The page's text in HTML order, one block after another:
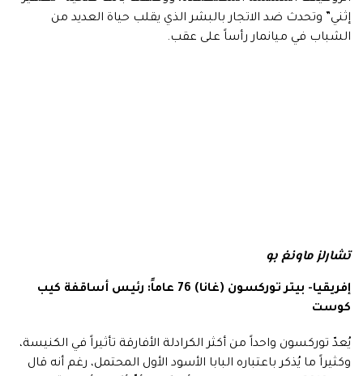
إثني” وتحدث ضد الاتجار بالبشر الذي يقلب حياة العديد من
الشباب في ميانمار رأساً على عقب.
تشارلز ماونغ بو
إفريقيا- بيتر توركسون (غانا) 76 عاماً: رئيس أساقفة كيب
كوست
يُعدّ توركسون واحداً من أكثر الكرادلة الأفارقة تأثيراً في الكنيسة،
وكثيراً ما يُذكر باعتباره البابا الأسود الأول المحتمل، رغم أنه قال